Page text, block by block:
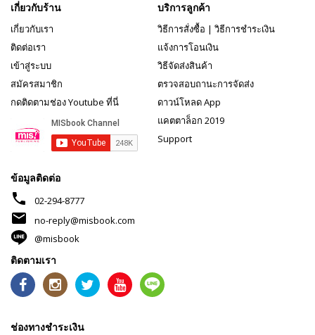
เกี่ยวกับร้าน
เกี่ยวกับเรา
ติดต่อเรา
เข้าสู่ระบบ
สมัครสมาชิก
กดติดตามช่อง Youtube ที่นี่
บริการลูกค้า
วิธีการสั่งซื้อ | วิธีการชำระเงิน
แจ้งการโอนเงิน
วิธีจัดส่งสินค้า
ตรวจสอบถานะการจัดส่ง
ดาวน์โหลด App
แคตตาล็อก 2019
Support
ข้อมูลติดต่อ
phone 02-294-8777
mail
no-reply@misbook.com
@misbook
ติดตามเรา
ช่องทางชำระเงิน